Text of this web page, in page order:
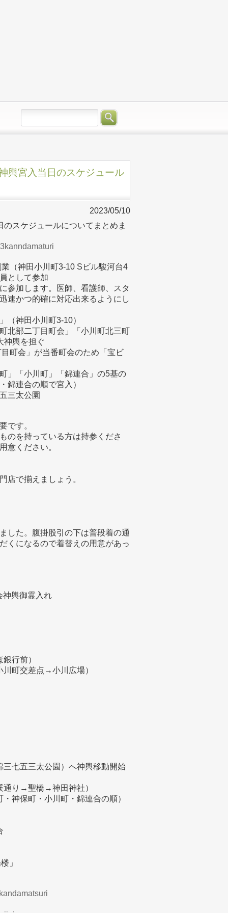
輿宮入当日のスケジュール
2023/05/10
のスケジュールについてまとめま
（神田小川町3-10 Sビル駿河台4
として参加
参加します。医師、看護師、スタ
速かつ的確に対応出来るようにし
（神田小川町3-10）
北部二丁目町会」「小川町北三町
神輿を担ぐ
町会」が当番町会のため「宝ビ
」「小川町」「錦連合」の5基の
錦連合の順で宮入）
三太公園
です。
のを持っている方は持参くださ
意ください。
店で揃えましょう。
した。腹掛股引の下は普段着の通
くになるので着替えの用意があっ
神輿御霊入れ
行前）
町交差点→小川広場）
七五三太公園）へ神輿移動開始
通り→聖橋→神田神社）
神保町・小川町・錦連合の順）
」